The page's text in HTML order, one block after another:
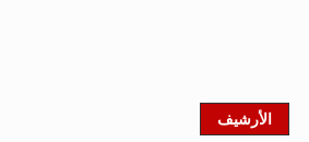
الأرشيف